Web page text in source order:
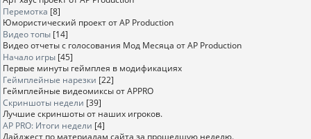
Перемотка [8]
Юмористический проект от AP Production
Видео топы [14]
Видео отчеты с голосования Мод Месяца от AP Production
Начало игры [45]
Первые минуты геймплея в модификациях
Геймплейные нарезки [22]
Геймплейные видеомиксы от APPRO
Скриншоты недели [39]
Лучшие скриншоты от наших игроков.
AP PRO: Итоги недели [4]
Дайджест по материалам сайта за прошедшую неделю.